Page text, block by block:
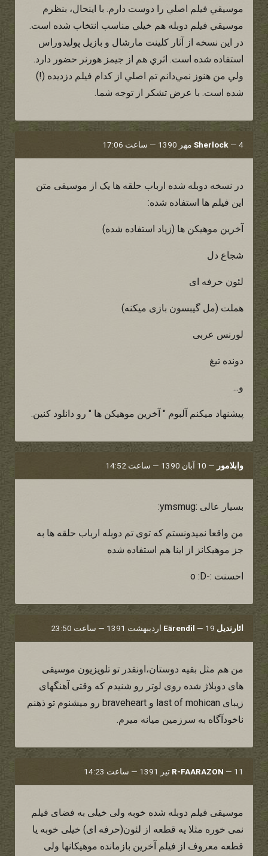
موسيقي فيلم اصلي را دوست دارم. با اينحال، بنظرم
موسيقي فيلم دوبله هم خيلي مناسب انتخاب شده است.
در اين نسخه از آثار كلينت مارشال و بازيل پوليدوراس
استفاده شده است. اثري هم از جيمز هورنر حضور دارد.
ولي من هنوز نمي‌دانم تم اصلي از كدام فيلم دزديده (!)
شده است. با عرض تشكر از توجه شما.
Sherlock — 4 مهر 1390 — ساعت 17:06
در نسخه دوبله شده ارباب حلقه ها یک از موسیقی متن
این فیلم ها استفاده شده:
آخرین موهیکن ها (زیاد استفاده شده)
شجاع دل
لئون حرفه ای
هملت (مل گیبسون بازی میکنه)
لورنس عربی
دونده تیغ
و...
پیشنهاد میکنم آلبوم " آخرین موهیکن ها " رو دانلود کنین.
وابلامور — 10 آبان 1390 — ساعت 14:52
بسیار عالی :ymsmug:
من واقعا نمیدونستم که توی تم دوبله ارباب حلقه ها به
جز موهیکانز از اینا هم استفاده شده
احسنت :-o :D
ائارندیل Eärendil — 19 اردیبهشت 1391 — ساعت 23:50
من هم مثل بقیه دوستان،اونقدر تو تلویزیون موسیقی
های دوبلاژ شده روی لوتر رو شنیدم که وقتی آهنگهای
زیبای last of mohican و braveheart رو میشنوم تو ذهنم
ناخودآگاه به سرزمین میانه میرم.
R-FAARAZON — 11 تیر 1391 — ساعت 14:23
موسیقی فیلم دوبله شده خوبه ولی خیلی به فضای فیلم
نمی خوره مثلا یه قطعه از لئون(حرفه ای) خیلی خوبه یا
قطعه معروف از فیلم آخرین بازمانده موهیکانها ولی